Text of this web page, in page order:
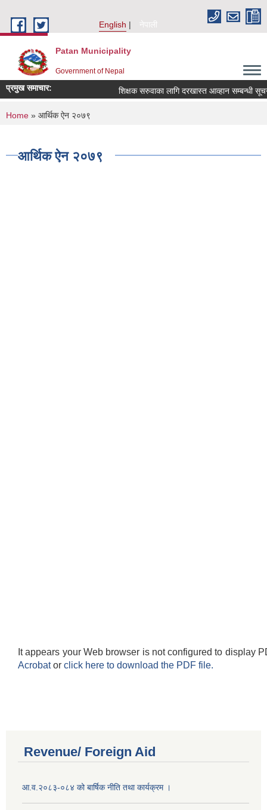
English
नेपाली
Patan Municipality
Government of Nepal
प्रमुख समाचार: शिक्षक सरुवाका लागि दरखास्त आव्हान सम्बन्धी सूचना ।
You are here
Home » आर्थिक ऐन २०७९
आर्थिक ऐन २०७९
It appears your Web browser is not configured to display
Acrobator click here to download the PDF file.
Revenue/ Foreign Aid
आ.व.२०८३-०८४ को बार्षिक नीति तथा कार्यक्रम ।